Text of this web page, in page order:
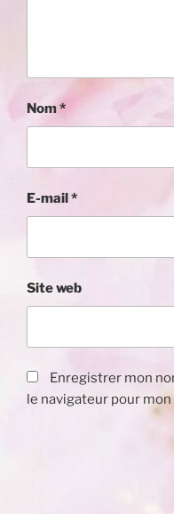
Nom*
E-mail *
Site web
Enregistrer mon
le navigateur pour